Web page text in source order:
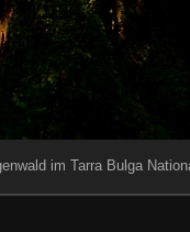
im Tarra Bulga